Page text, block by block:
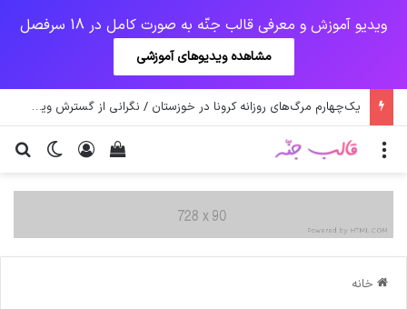
ویدیو آموزش و معرفی قالب جنّه به صورت کامل در 18 سرفصل
مشاهده ویدیوهای آموزشی
یک‌چهارم مرگ‌های روزانه کرونا در خوزستان / نگرانی از گسترش ویروس انگلیسی در تهران
تغییر ورود
دیدن سبد خرید منو
خانه